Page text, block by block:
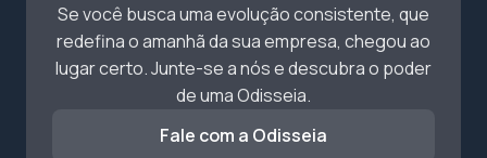
Se você busca uma evolução consistente, que
redefina o amanhã da sua empresa, chegou ao
lugar certo. Junte-se a nós e descubra o poder
de uma Odisseia.
Fale com a Odisseia